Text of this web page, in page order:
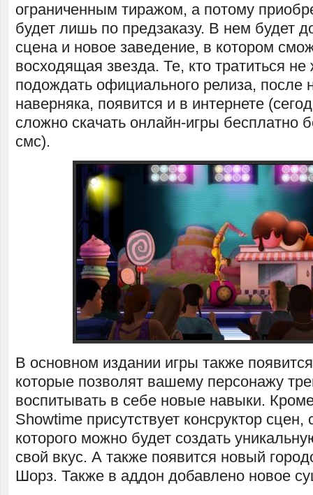
ограниченным тиражом, а потому
будет лишь по предзаказу. В нем будет
сцена и новое заведение, в котором
восходящая звезда. Те, кто тратиться не
подождать официального релиза, после
наверняка, появится и в интернете
сложно скачать онлайн-игры бесплатно
смс).
В основном издании игры также
которые позволят вашему персонажу
воспитывать в себе новые навыки.
Showtime присутствует консруктор
которого можно будет создать
свой вкус. А также появится новый
Шорз. Также в аддон добавлено новое